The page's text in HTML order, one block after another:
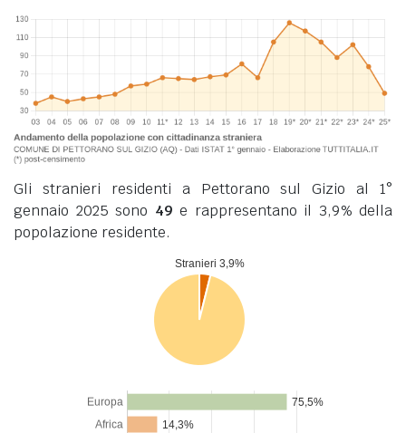
Gli stranieri residenti a Pettorano sul Gizio al 1°
gennaio 2025 sono 49 e rappresentano il 3,9% della
popolazione residente.